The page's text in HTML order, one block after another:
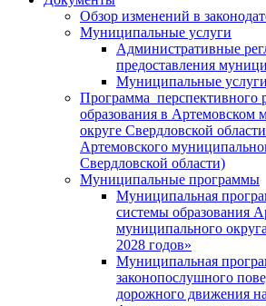
Обзор изменений в
Муниципальные услуги
Административные
предоставления
Муниципальные
Программа перспективного
образования в Артемовском
округе Свердловской
Артемовского
Свердловской области)
Муниципальные программы
Муниципальная
системы образования
муниципального
2028 годов»
Муниципальная
законопослушного
дорожного движения